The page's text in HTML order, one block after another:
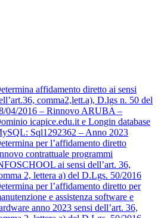
affidamento diretto ai sensi
comma2,lett.a), D.lgs n. 50 del
04/2016 – Rinnovo ARUBA –
icapice.edu.it e Longin database
Sql1292362 – Anno 2023
per l’affidamento diretto
contrattuale programmi
ai sensi dell’art. 36,
2, lettera a) del D.Lgs. 50/2016
per l’affidamento diretto per
e assistenza software e
anno 2023 sensi dell’art. 36,